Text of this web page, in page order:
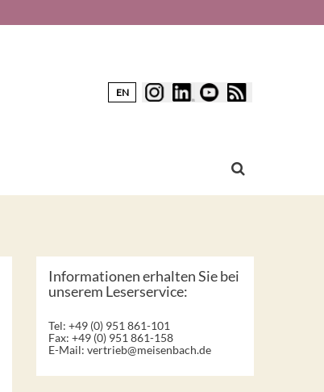
EN
Informationen erhalten Sie bei
unserem Leserservice:
Tel: +49 (0) 951 861-101
Fax: +49 (0) 951 861-158
E-Mail: vertrieb@meisenbach.de